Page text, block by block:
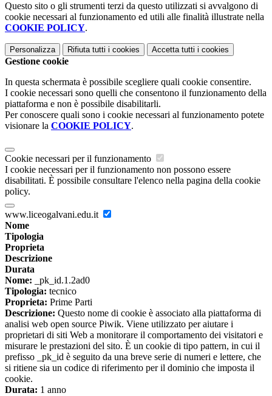
Questo sito o gli strumenti terzi da questo utilizzati si avvalgono di
cookie necessari al funzionamento ed utili alle finalità illustrate nella
COOKIE POLICY.
Personalizza Rifiuta tutti i cookies Accetta tutti i cookies
Gestione cookie
In questa schermata è possibile scegliere quali cookie consentire.
I cookie necessari sono quelli che consentono il funzionamento della
piattaforma e non è possibile disabilitarli.
Per conoscere quali sono i cookie necessari al funzionamento potete
visionare la COOKIE POLICY.
Cookie necessari per il funzionamento
I cookie necessari per il funzionamento non possono essere
disabilitati. È possibile consultare l'elenco nella pagina della cookie
policy.
www.liceogalvani.edu.it
Nome
Tipologia
Proprieta
Descrizione
Durata
Nome: _pk_id.1.2ad0
Tipologia: tecnico
Proprieta: Prime Parti
Descrizione: Questo nome di cookie è associato alla piattaforma di
analisi web open source Piwik. Viene utilizzato per aiutare i
proprietari di siti Web a monitorare il comportamento dei visitatori e
misurare le prestazioni del sito. È un cookie di tipo pattern, in cui il
prefisso _pk_id è seguito da una breve serie di numeri e lettere, che
si ritiene sia un codice di riferimento per il dominio che imposta il
cookie.
Durata: 1 anno